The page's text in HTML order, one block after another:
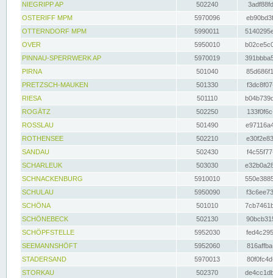
NIEGRIPP AP
502240
OSTERIFF MPM
5970096
OTTERNDORF MPM
5990011
OVER
5950010
PINNAU-SPERRWERK AP
5970019
PIRNA
501040
PRETZSCH-MAUKEN
501330
RIESA
501110
ROGÄTZ
502250
ROSSLAU
501490
ROTHENSEE
502210
SANDAU
502430
SCHARLEUK
503030
SCHNACKENBURG
5910010
SCHULAU
5950090
SCHÖNA
501010
SCHÖNEBECK
502130
SCHÖPFSTELLE
5952030
SEEMANNSHÖFT
5952060
STADERSAND
5970013
STORKAU
502370